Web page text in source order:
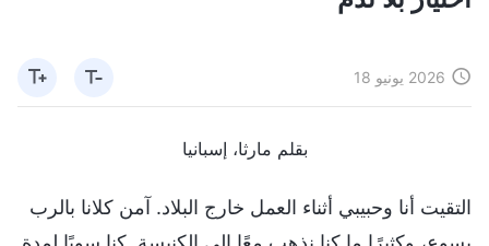
2026 يونيو 18
بقلم مارثا، إسبانيا
التقيت أنا وحبيبي أثناء العمل خارج البلاد. آمن كلانا بالرب